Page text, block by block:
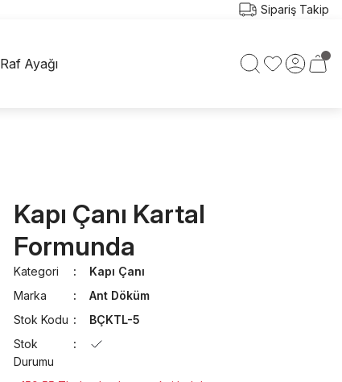
Sipariş Takip
Raf Ayağı
Kapı Çanı Kartal
Formunda
Kategori
Kapı Çanı
Marka
Ant Döküm
Stok Kodu
BÇKTL-5
Stok
Durumu